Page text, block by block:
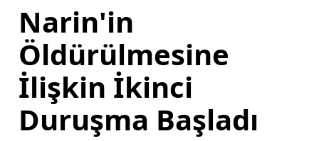
Narin'in
Öldürülmesine
İlişkin İkinci
Duruşma Başladı